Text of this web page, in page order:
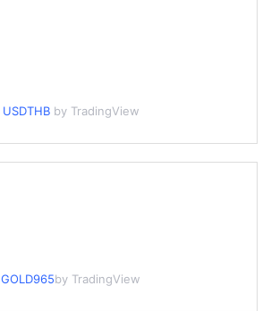
USDTHB by TradingView
GOLD965by TradingView